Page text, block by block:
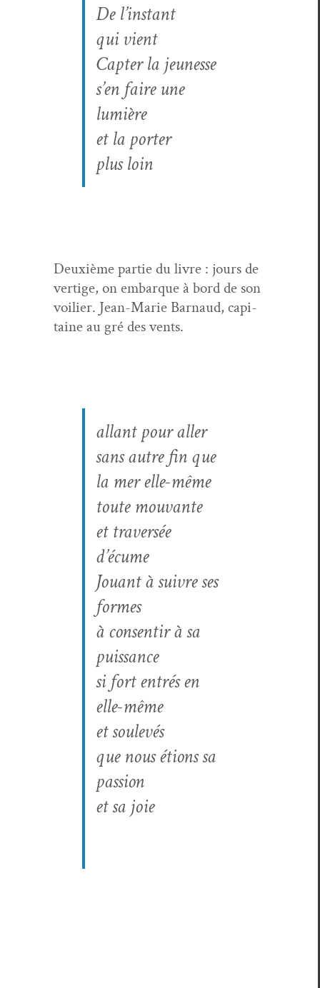
De l’instant
qui vient
Capter la jeunesse
s’en faire une
lumière
et la porter
plus loin
Deux­ième par­tie du livre : jours de
ver­tige, on embar­que à bord de son
voili­er. Jean-Marie Bar­naud, cap­i­
taine au gré des vents.
allant pour aller
sans autre fin que
la mer elle-même
toute mouvante
et tra­ver­sée
d’écume
Jouant à suiv­re ses
formes
à con­sen­tir à sa
puissance
si fort entrés en
elle-même
et soulevés
que nous étions sa
passion
et sa joie